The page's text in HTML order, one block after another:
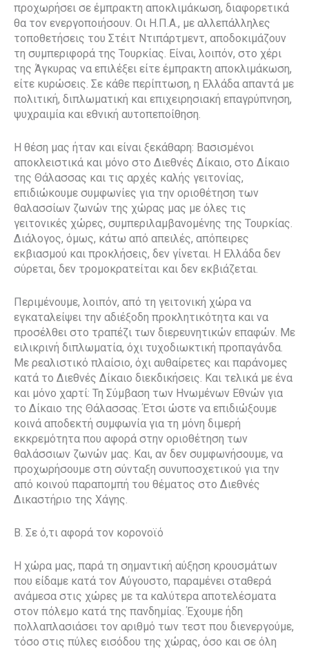
προχωρήσει σε έμπρακτη αποκλιμάκωση, διαφορετικά
θα τον ενεργοποιήσουν. Οι Η.Π.Α., με αλλεπάλληλες
τοποθετήσεις του Στέιτ Ντιπάρτμεντ, αποδοκιμάζουν
τη συμπεριφορά της Τουρκίας. Είναι, λοιπόν, στο χέρι
της Άγκυρας να επιλέξει είτε έμπρακτη αποκλιμάκωση,
είτε κυρώσεις. Σε κάθε περίπτωση, η Ελλάδα απαντά με
πολιτική, διπλωματική και επιχειρησιακή επαγρύπνηση,
ψυχραιμία και εθνική αυτοπεποίθηση.
Η θέση μας ήταν και είναι ξεκάθαρη: Βασισμένοι
αποκλειστικά και μόνο στο Διεθνές Δίκαιο, στο Δίκαιο
της Θάλασσας και τις αρχές καλής γειτονίας,
επιδιώκουμε συμφωνίες για την οριοθέτηση των
θαλασσίων ζωνών της χώρας μας με όλες τις
γειτονικές χώρες, συμπεριλαμβανομένης της Τουρκίας.
Διάλογος, όμως, κάτω από απειλές, απόπειρες
εκβιασμού και προκλήσεις, δεν γίνεται. Η Ελλάδα δεν
σύρεται, δεν τρομοκρατείται και δεν εκβιάζεται.
Περιμένουμε, λοιπόν, από τη γειτονική χώρα να
εγκαταλείψει την αδιέξοδη προκλητικότητα και να
προσέλθει στο τραπέζι των διερευνητικών επαφών. Με
ειλικρινή διπλωματία, όχι τυχοδιωκτική προπαγάνδα.
Με ρεαλιστικό πλαίσιο, όχι αυθαίρετες και παράνομες
κατά το Διεθνές Δίκαιο διεκδικήσεις. Και τελικά με ένα
και μόνο χαρτί: Τη Σύμβαση των Ηνωμένων Εθνών για
το Δίκαιο της Θάλασσας. Έτσι ώστε να επιδιώξουμε
κοινά αποδεκτή συμφωνία για τη μόνη διμερή
εκκρεμότητα που αφορά στην οριοθέτηση των
θαλάσσιων ζωνών μας. Και, αν δεν συμφωνήσουμε, να
προχωρήσουμε στη σύνταξη συνυποσχετικού για την
από κοινού παραπομπή του θέματος στο Διεθνές
Δικαστήριο της Χάγης.
Β. Σε ό,τι αφορά τον κορονοϊό
Η χώρα μας, παρά τη σημαντική αύξηση κρουσμάτων
που είδαμε κατά τον Αύγουστο, παραμένει σταθερά
ανάμεσα στις χώρες με τα καλύτερα αποτελέσματα
στον πόλεμο κατά της πανδημίας. Έχουμε ήδη
πολλαπλασιάσει τον αριθμό των τεστ που διενεργούμε,
τόσο στις πύλες εισόδου της χώρας, όσο και σε όλη